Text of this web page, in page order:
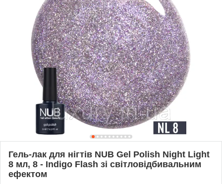
Гель-лак для нігтів NUB Gel Polish Night Light
8 мл, 8 - Indigo Flash зі світловідбивальним
ефектом